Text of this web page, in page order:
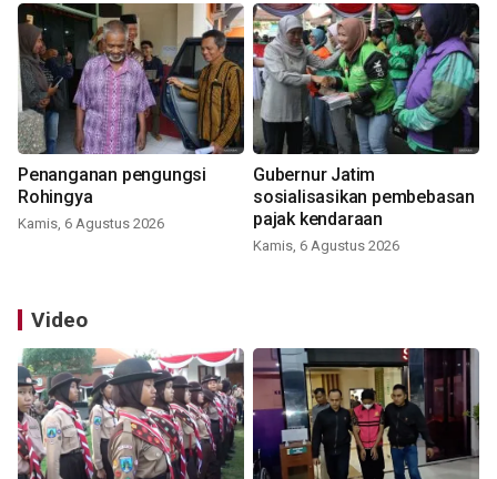
Penanganan pengungsi
Rohingya
Kamis, 6 Agustus 2026
Gubernur Jatim
sosialisasikan pembebasan
pajak kendaraan
Kamis, 6 Agustus 2026
Video